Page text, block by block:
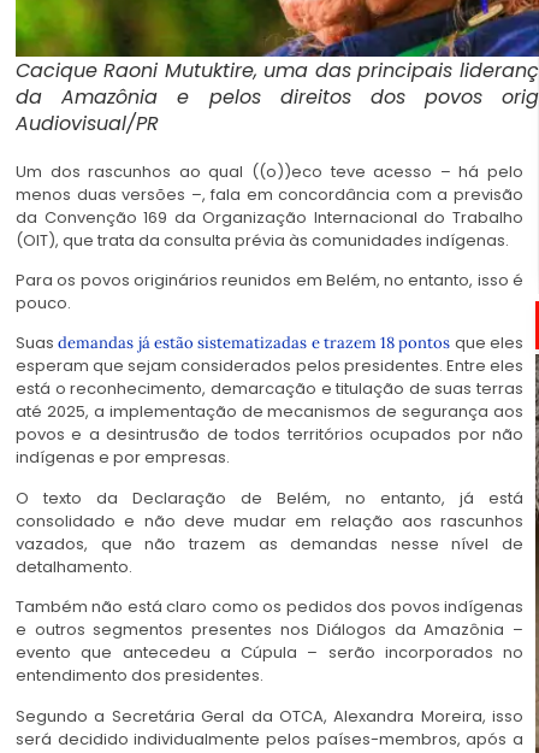
Cacique Raoni Mutuktire, uma das principais
da Amazônia e pelos direitos dos povos
Audiovisual/PR
Um dos rascunhos ao qual ((o))eco teve acesso – há pelo
menos duas versões –, fala em concordância com a previsão
da Convenção 169 da Organização Internacional do Trabalho
(OIT), que trata da consulta prévia às comunidades indígenas.
Para os povos originários reunidos em Belém, no entanto, isso é
pouco.
Suasdemandas já estão sistematizadas e trazem 18 pontos que eles
esperam que sejam considerados pelos presidentes. Entre eles
está o reconhecimento, demarcação e titulação de suas terras
até 2025, a implementação de mecanismos de segurança aos
povos e a desintrusão de todos territórios ocupados por não
indígenas e por empresas.
O texto da Declaração de Belém, no entanto, já está
consolidado e não deve mudar em relação aos rascunhos
vazados, que não trazem as demandas nesse nível de
detalhamento.
Também não está claro como os pedidos dos povos indígenas
e outros segmentos presentes nos Diálogos da Amazônia –
evento que antecedeu a Cúpula – serão incorporados no
entendimento dos presidentes.
Segundo a Secretária Geral da OTCA, Alexandra Moreira, isso
será decidido individualmente pelos países-membros, após a